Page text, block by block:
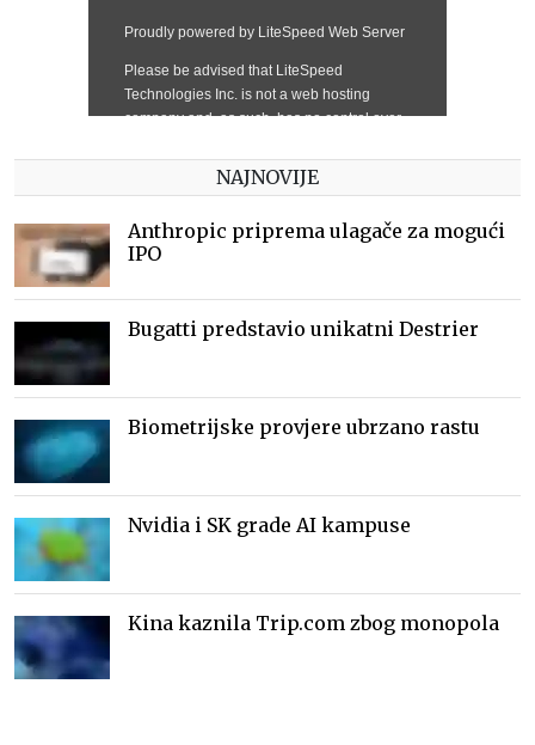
NAJNOVIJE
Anthropic priprema ulagače za mogući
IPO
Bugatti predstavio unikatni Destrier
Biometrijske provjere ubrzano rastu
Nvidia i SK grade AI kampuse
Kina kaznila Trip.com zbog monopola